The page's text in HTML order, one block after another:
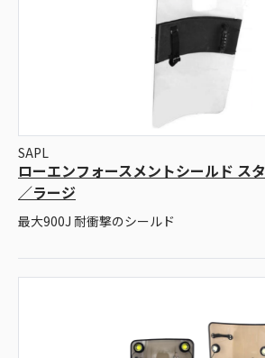
SAPL
ローエンフォースメントシールド ス
／ラージ
最大900J 耐衝撃のシールド